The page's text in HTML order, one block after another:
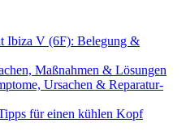
Ibiza V (6F): Belegung &
Maßnahmen & Lösungen
Ursachen & Reparatur-
für einen kühlen Kopf